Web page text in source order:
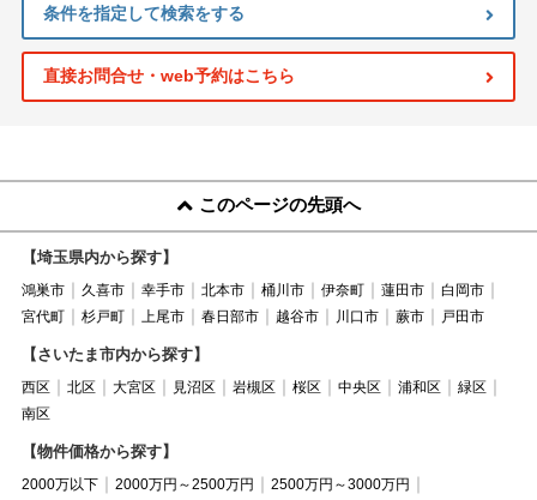
条件を指定して検索をする
直接お問合せ・web予約はこちら
このページの先頭へ
【埼玉県内から探す】
鴻巣市 久喜市 幸手市 北本市 桶川市 伊奈町 蓮田市
白岡市
宮代町
杉戸町 上尾市 春日部市 越谷市 川口市 蕨市 戸田市
【さいたま市内から探す】
西区 北区 大宮区 見沼区 岩槻区 桜区 中央区 浦和区
緑区
南区
【物件価格から探す】
2000万以下 2000万円～2500万円
2500万円～3000万円